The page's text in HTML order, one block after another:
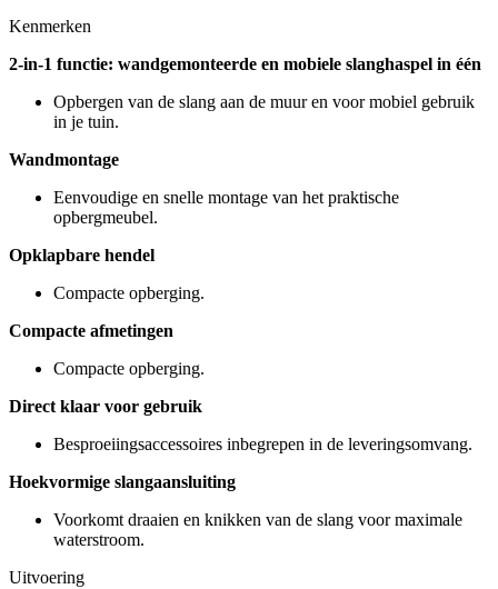
Kenmerken
2-in-1 functie: wandgemonteerde en mobiele slanghaspel in één
Opbergen van de slang aan de muur en voor mobiel gebruik
in je tuin.
Wandmontage
Eenvoudige en snelle montage van het praktische
opbergmeubel.
Opklapbare hendel
Compacte opberging.
Compacte afmetingen
Compacte opberging.
Direct klaar voor gebruik
Besproeiingsaccessoires inbegrepen in de leveringsomvang.
Hoekvormige slangaansluiting
Voorkomt draaien en knikken van de slang voor maximale
waterstroom.
Uitvoering